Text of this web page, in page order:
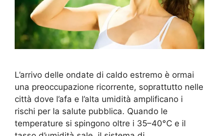
L’arrivo delle ondate di caldo estremo è ormai
una preoccupazione ricorrente, soprattutto nelle
città dove l’afa e l’alta umidità amplificano i
rischi per la salute pubblica. Quando le
temperature si spingono oltre i 35–40°C e il